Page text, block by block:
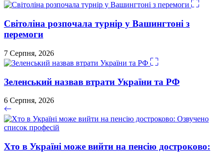
Світоліна розпочала турнір у Вашингтоні з
перемоги
7 Серпня, 2026
Зеленський назвав втрати України та РФ
6 Серпня, 2026
Хто в Україні може вийти на пенсію достроково: